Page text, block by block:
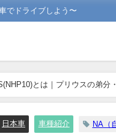
でドライブしよう〜
とは｜プリウスの弟
日本車 車種紹介 NA（